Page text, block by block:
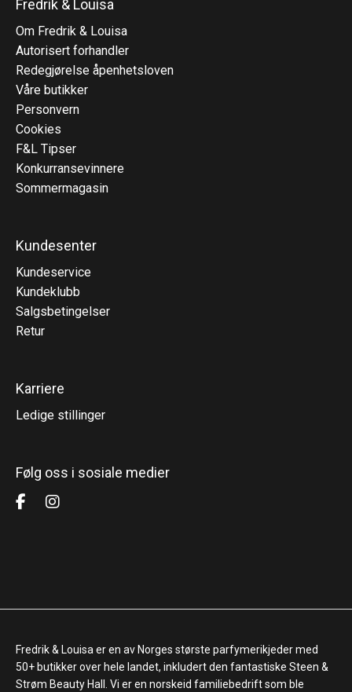
Fredrik & Louisa
Om Fredrik & Louisa
Autorisert forhandler
Redegjørelse åpenhetsloven
Våre butikker
Personvern
Cookies
F&L Tipser
Konkurransevinnere
Sommermagasin
Kundesenter
Kundeservice
Kundeklubb
Salgsbetingelser
Retur
Karriere
Ledige stillinger
Følg oss i sosiale medier
Fredrik & Louisa er en av Norges største parfymerikjeder med
50+ butikker over hele landet, inkludert den fantastiske Steen &
Strøm Beauty Hall. Vi er en norskeid familiebedrift som ble